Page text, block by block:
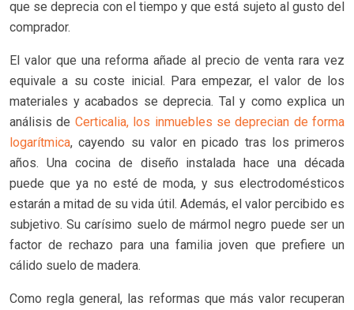
que se deprecia con el tiempo y que está sujeto al gusto del
comprador.
El valor que una reforma añade al precio de venta rara vez
equivale a su coste inicial. Para empezar, el valor de los
materiales y acabados se deprecia. Tal y como explica un
análisis de Certicalia, los inmuebles se deprecian de forma
logarítmica, cayendo su valor en picado tras los primeros
años. Una cocina de diseño instalada hace una década
puede que ya no esté de moda, y sus electrodomésticos
estarán a mitad de su vida útil. Además, el valor percibido es
subjetivo. Su carísimo suelo de mármol negro puede ser un
factor de rechazo para una familia joven que prefiere un
cálido suelo de madera.
Como regla general, las reformas que más valor recuperan